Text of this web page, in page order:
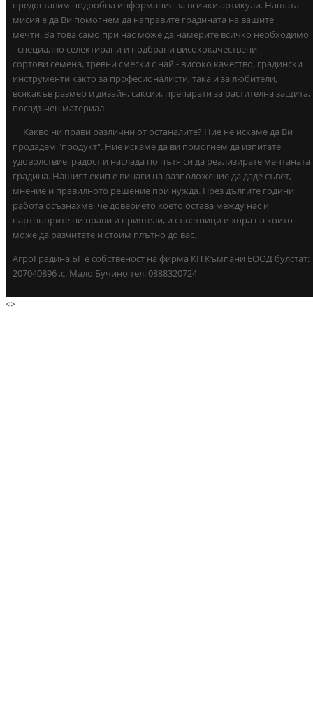
предоставим подробна информация за всички артикули. Нашата
мисия е да Ви помогнем да направите градината на вашите
мечти. За това само при нас може да намерите всичко необходимо
- специално селектирани и подбрани висококачествени
сортови семена, тревни смески с най - високо качество, градински
инструменти както за професионалисти, така и за любители,
всякакъв размер и дизайн, саксии, препарати за растителна защита,
посадъчен материал.
Какво ни прави различни от останалите? Ние не искаме да Ви
продадем "продукт". Ние искаме да ви помогнем да изпитате
удоволствие, радост и наслада по пътя си да реализирате мечтаната
градина. Нашият екип е винаги на разположение да даде съвет,
мнение и правилното решение при нужда. През дългите години
работа осъзнахме, че доверието което остава между нас и
партньорите ни прави и приятели, и съветници и хора на които
може да разчитате и стоим плътно до вас.
АгроГрадина.БГ е собственост на фирма КП Къмпани ЕООД булстат:
207040896 ,с. Мало Бучино тел. 0888320724
<>